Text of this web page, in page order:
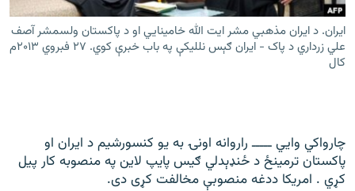
۱۴ ساعته راډیويي خپرونې
Gandhara
د ازادې اروپا راډیو ټولې ووبپاڼې
ایران. د ایران مذهبي مشر ایت الله خامینايي او د پاکستان ولسمشر آصف
علي زرداري د پاک - ایران ګېس نللیکې په باب خبرې کوي. ۲۷ فبروي ۲۰۱۳م
کال
چارواکي وايي ـــــ راروانه اونۍ به یو کنسورشیم د ایران او
پاکستان ترمینځ د ځنډېدلي ګیس پایپ لاین په منصوبه کار پیل
کړي . امریکا ددغه منصوبې مخالفت کړی دی.